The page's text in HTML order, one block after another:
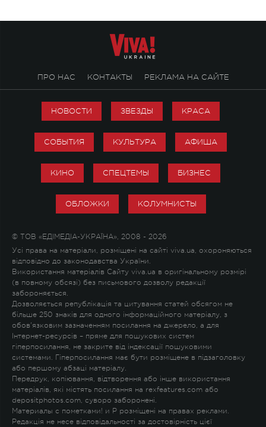
ПРО НАС КОНТАКТЫ РЕКЛАМА НА САЙТЕ
НОВОСТИ ЗВЕЗДЫ КРАСА
СОБЫТИЯ КУЛЬТУРА АФИША
КИНО СПЕЦТЕМЫ БИЗНЕС
ОБЛОЖКИ КОЛУМНИСТЫ
© ТОВ «ЕДІМЕДІА-УКРАЇНА», 2008 - 2026
Усі права на матеріали, розміщені на сайті viva.ua, охороняються
відповідно до законодавства України.
Використання матеріалів Сайту viva.ua в оригінальному розмірі
(в повному обсязі) без письмового дозволу редакції
забороняється.
Дозволяється републікація та цитування статей обсягом не
більше 250 знаків для одного інформаційного матеріалу, з
обов'язковим зазначенням посилання на джерело, а для
Інтернет-ресурсів – пряме для пошукових систем
гіперпосилання, не закрите від індексації пошуковими
системами. Гіперпосилання має бути розміщене в підзаголовку
або першому абзаці матеріалу.
Передрук, копіювання, відтворення або інше використання
матеріалів, які містять посилання на rexfeatures.com або
depositphotos.com, суворо заборонені.
Материалы с пометками! и P розміщені на правах реклами.
Редакція не несе відповідальності за достовірність цієї